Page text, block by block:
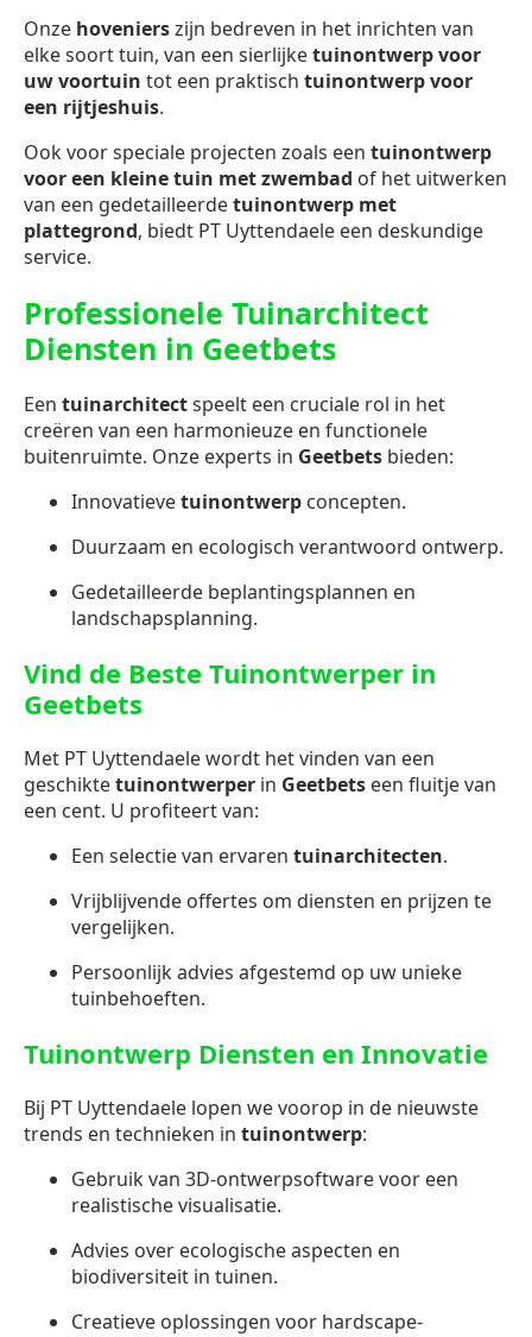
Onze hovenierszijn bedreven in het inrichten van
elke soort tuin, van een sierlijketuinontwerp voor
uw voortuin tot een praktisch tuinontwerp voor
een rijtjeshuis.
Ook voor speciale projecten zoals een tuinontwerp
voor een kleine tuin met zwembad of het uitwerken
van een gedetailleerdetuinontwerp met
plattegrond, biedt PT Uyttendaele een deskundige
service.
Professionele Tuinarchitect
Diensten in Geetbets
Een tuinarchitectspeelt een cruciale rol in het
creëren van een harmonieuze en functionele
buitenruimte. Onze experts in Geetbets bieden:
Innovatievetuinontwerp concepten.
Duurzaam en ecologisch verantwoord ontwerp.
Gedetailleerde beplantingsplannen en
landschapsplanning.
Vind de Beste Tuinontwerper in
Geetbets
Met PT Uyttendaele wordt het vinden van een
geschiktetuinontwerper in Geetbets een fluitje van
een cent. U profiteert van:
Een selectie van ervaren tuinarchitecten.
Vrijblijvende offertes om diensten en prijzen te
vergelijken.
Persoonlijk advies afgestemd op uw unieke
tuinbehoeften.
Tuinontwerp Diensten en Innovatie
Bij PT Uyttendaele lopen we voorop in de nieuwste
trends en technieken in tuinontwerp:
Gebruik van 3D-ontwerpsoftware voor een
realistische visualisatie.
Advies over ecologische aspecten en
biodiversiteit in tuinen.
Creatieve oplossingen voor hardscape-